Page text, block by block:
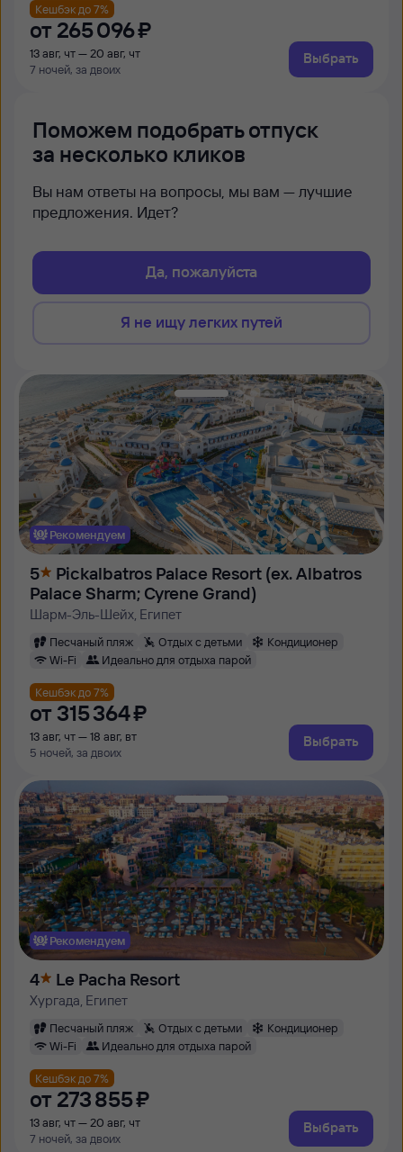
Кешбэк до 7%
от 265 ⁠096 ⁠₽
13 авг, чт — 20 авг, чт
7 ночей, за двоих
Выбрать
Поможем подобрать отпуск
за несколько кликов
Вы нам ответы на вопросы, мы вам — лучшие
предложения. Идет?
Да, пожалуйста
Я не ищу легких путей
Рекомендуем
5
Pickalbatros Palace Resort (ex. Albatros
Palace Sharm; Cyrene Grand)
Шарм-Эль-Шейх, Египет
Песчаный пляж Отдых с детьми
Кондиционер
Wi-Fi
Идеально для отдыха парой
Кешбэк до 7%
от 315 ⁠364 ⁠₽
13 авг, чт — 18 авг, вт
5 ночей, за двоих
Выбрать
Рекомендуем
4 Le Pacha Resort
Хургада, Египет
Песчаный пляж Отдых с детьми
Кондиционер
Wi-Fi
Идеально для отдыха парой
Кешбэк до 7%
от 273 ⁠855 ⁠₽
13 авг, чт — 20 авг, чт
7 ночей, за двоих
Выбрать